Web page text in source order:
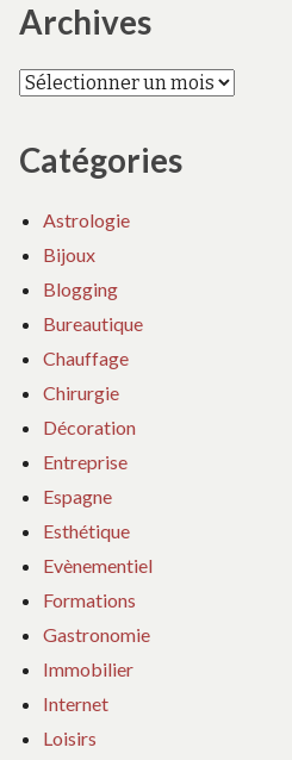
Archives
Archives
Catégories
Astrologie
Bijoux
Blogging
Bureautique
Chauffage
Chirurgie
Décoration
Entreprise
Espagne
Esthétique
Evènementiel
Formations
Gastronomie
Immobilier
Internet
Loisirs